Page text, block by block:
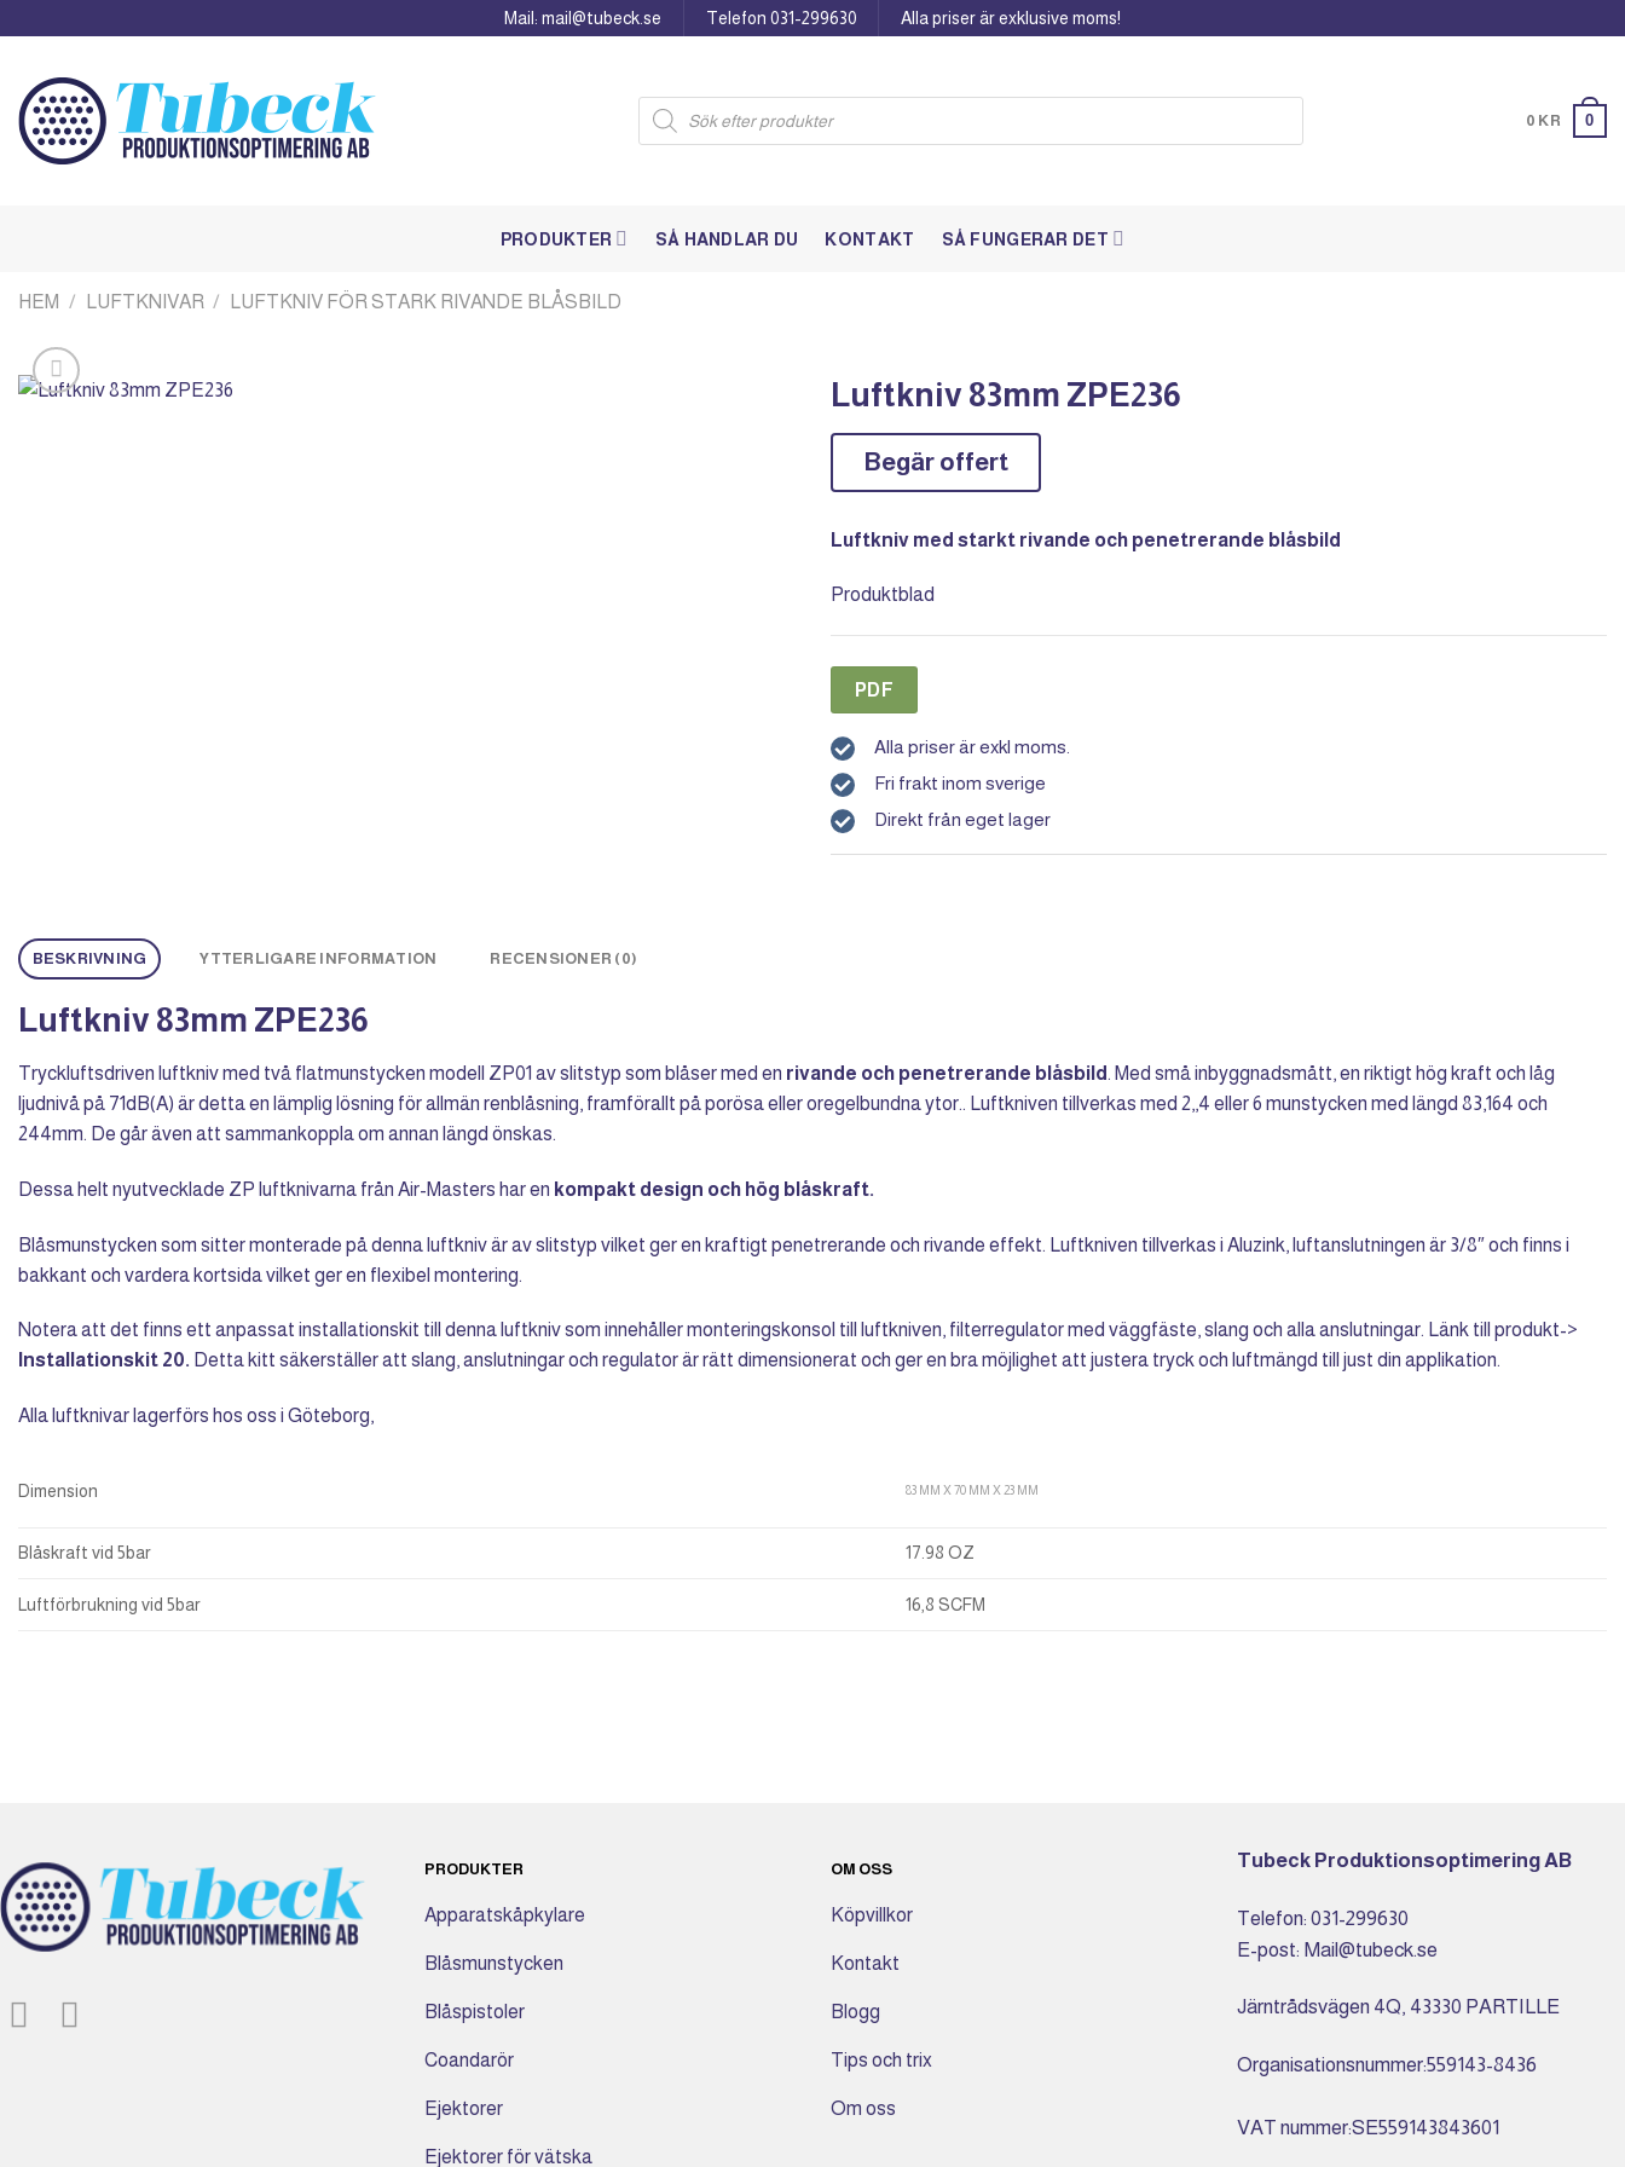
content
Mail: mail@tubeck.se Telefon 031-299630 Alla priser är exklusive moms!
Products
search
0 KR 0
PRODUKTER SÅ HANDLAR DU KONTAKT SÅ FUNGERAR DET
HEM / LUFTKNIVAR / LUFTKNIV FÖR STARK RIVANDE BLÅSBILD
Luftkniv 83mm ZPE236
Begär offert
Luftkniv med starkt rivande och penetrerande blåsbild
Produktblad
PDF
Alla priser är exkl moms.
Fri frakt inom sverige
Direkt från eget lager
BESKRIVNING YTTERLIGARE INFORMATION RECENSIONER (0)
Luftkniv 83mm ZPE236
Tryckluftsdriven luftkniv med två flatmunstycken modell ZP01 av slitstyp som blåser med en rivande och penetrerande blåsbild . Med små inbyggnadsmått, en riktigt hög kraft och låg
ljudnivå på 71dB(A) är detta en lämplig lösning för allmän renblåsning, framförallt på porösa eller oregelbundna ytor.. Luftkniven tillverkas med 2,,4 eller 6 munstycken med längd 83,164 och
244mm. De går även att sammankoppla om annan längd önskas.
Dessa helt nyutvecklade ZP luftknivarna från Air-Masters har en kompakt design och hög blåskraft.
Blåsmunstycken som sitter monterade på denna luftkniv är av slitstyp vilket ger en kraftigt penetrerande och rivande effekt. Luftkniven tillverkas i Aluzink, luftanslutningen är 3/8″ och finns i
bakkant och vardera kortsida vilket ger en flexibel montering.
Notera att det finns ett anpassat installationskit till denna luftkniv som innehåller monteringskonsol till luftkniven, filterregulator med väggfäste, slang och alla anslutningar. Länk till produkt->
Installationskit 20. Detta kitt säkerställer att slang, anslutningar och regulator är rätt dimensionerat och ger en bra möjlighet att justera tryck och luftmängd till just din applikation.
Alla luftknivar lagerförs hos oss i Göteborg,
Dimension 83 MM X 70 MM X 23 MM
Blåskraft vid 5bar 17.98 OZ
Luftförbrukning vid 5bar 16,8 SCFM
PRODUKTER
Apparatskåpkylare
Blåsmunstycken
Blåspistoler
Coandarör
Ejektorer
Ejektorer för vätska
OM OSS
Köpvillkor
Kontakt
Blogg
Tips och trix
Om oss
Tubeck Produktionsoptimering AB
Telefon: 031-299630
E-post: Mail@tubeck.se
Järntrådsvägen 4Q, 43330 PARTILLE
Organisationsnummer:559143-8436
VAT nummer:SE559143843601